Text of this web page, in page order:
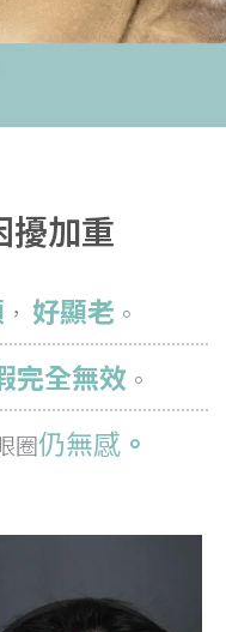
擾加重
， 好顯老 。
完全無效 。
圈仍無感 。